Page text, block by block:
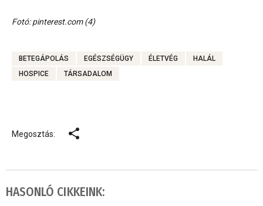
Fotó: pinterest.com (4)
BETEGÁPOLÁS EGÉSZSÉGÜGY ÉLETVÉG
HALÁL
HOSPICE
TÁRSADALOM
Megosztás:
HASONLÓ CIKKEINK: